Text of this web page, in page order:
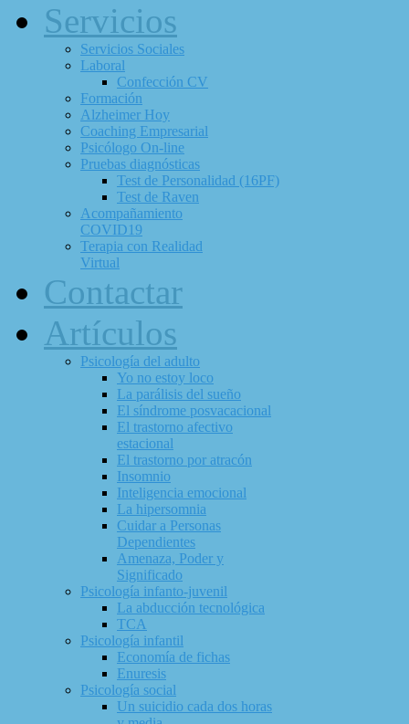
Servicios
Servicios Sociales
Laboral
Confección CV
Formación
Alzheimer Hoy
Coaching Empresarial
Psicólogo On-line
Pruebas diagnósticas
Test de Personalidad (16PF)
Test de Raven
Acompañamiento
COVID19
Terapia con Realidad
Virtual
Contactar
Artículos
Psicología del adulto
Yo no estoy loco
La parálisis del sueño
El síndrome posvacacional
El trastorno afectivo
estacional
El trastorno por atracón
Insomnio
Inteligencia emocional
La hipersomnia
Cuidar a Personas
Dependientes
Amenaza, Poder y
Significado
Psicología infanto-juvenil
La abducción tecnológica
TCA
Psicología infantil
Economía de fichas
Enuresis
Psicología social
Un suicidio cada dos horas